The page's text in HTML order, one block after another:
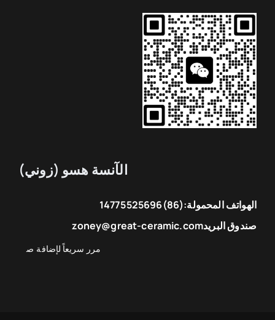
الآنسة هسو (زوني)
الهواتف المحمولة:(86)14775525696
صندوق البريدzoney@great-ceramic.com